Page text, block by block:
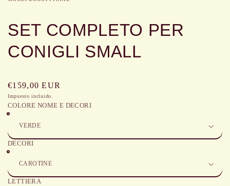
ventana
SET COMPLETO PER
CONIGLI SMALL
Precio
habitual
€159,00 EUR
Impuesto incluido.
COLORE NOME E DECORI
DECORI
LETTIERA